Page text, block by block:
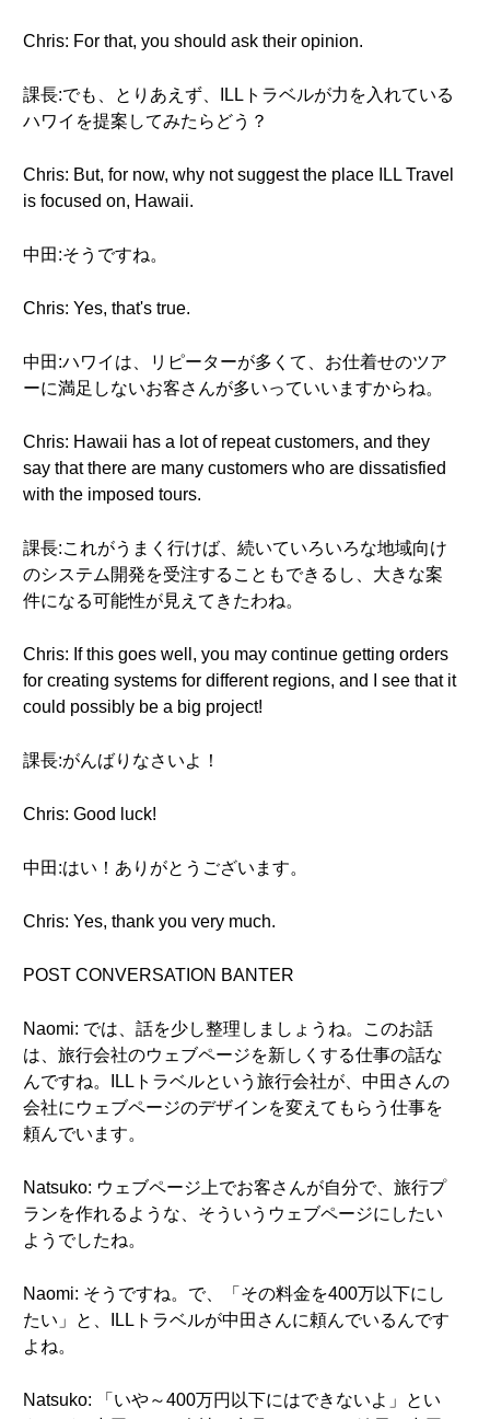
Chris: For that, you should ask their opinion.
課長:でも、とりあえず、ILLトラベルが力を入れている
ハワイを提案してみたらどう？
Chris: But, for now, why not suggest the place ILL Travel
is focused on, Hawaii.
中田:そうですね。
Chris: Yes, that's true.
中田:ハワイは、リピーターが多くて、お仕着せのツア
ーに満足しないお客さんが多いっていいますからね。
Chris: Hawaii has a lot of repeat customers, and they
say that there are many customers who are dissatisfied
with the imposed tours.
課長:これがうまく行けば、続いていろいろな地域向け
のシステム開発を受注することもできるし、大きな案
件になる可能性が見えてきたわね。
Chris: If this goes well, you may continue getting orders
for creating systems for different regions, and I see that it
could possibly be a big project!
課長:がんばりなさいよ！
Chris: Good luck!
中田:はい！ありがとうございます。
Chris: Yes, thank you very much.
POST CONVERSATION BANTER
Naomi: では、話を少し整理しましょうね。このお話
は、旅行会社のウェブページを新しくする仕事の話な
んですね。ILLトラベルという旅行会社が、中田さんの
会社にウェブページのデザインを変えてもらう仕事を
頼んでいます。
Natsuko: ウェブページ上でお客さんが自分で、旅行プ
ランを作れるような、そういうウェブページにしたい
ようでしたね。
Naomi: そうですね。で、「その料金を400万以下にし
たい」と、ILLトラベルが中田さんに頼んでいるんです
よね。
Natsuko: 「いや～400万円以下にはできないよ」とい